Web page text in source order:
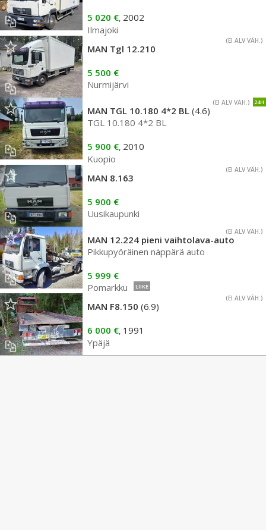
5 020 €, 2002
Ilmajoki
(EI ALV VÄH.)
MAN Tgl 12.210
5 500 €
Nurmijärvi
24H
(EI ALV VÄH.)
MAN TGL 10.180 4*2 BL (4.6)
TGL 10.180 4*2 BL
5 900 €, 2010
Kuopio
(EI ALV VÄH.)
MAN 8.163
5 900 €
Uusikaupunki
(EI ALV VÄH.)
MAN 12.224 pieni vaihtolava-auto
Pikkupyöräinen näppärä auto
5 999 €
Pomarkku
LIIKE
(EI ALV VÄH.)
MAN F8.150 (6.9)
6 000 €, 1991
Ypäjä